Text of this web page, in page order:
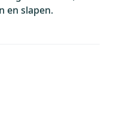
en slapen.